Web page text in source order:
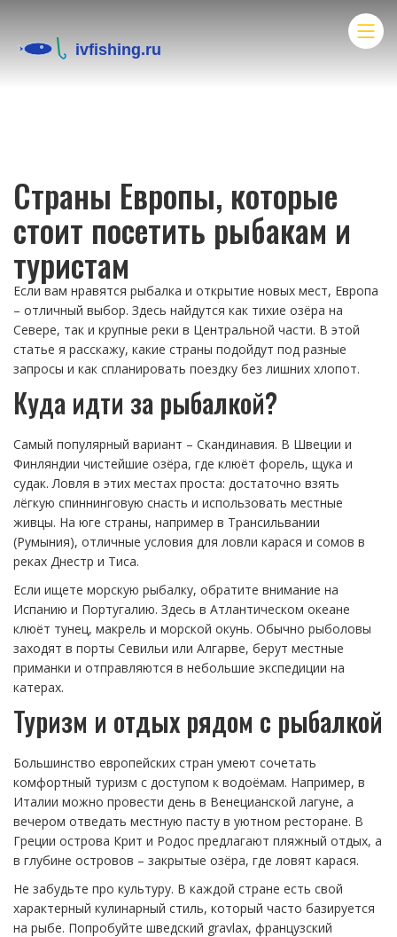
Страны Европы, которые
стоит посетить рыбакам и
туристам
Если вам нравятся рыбалка и открытие новых мест, Европа
– отличный выбор. Здесь найдутся как тихие озёра на
Севере, так и крупные реки в Центральной части. В этой
статье я расскажу, какие страны подойдут под разные
запросы и как спланировать поездку без лишних хлопот.
Куда идти за рыбалкой?
Самый популярный вариант – Скандинавия. В Швеции и
Финляндии чистейшие озёра, где клюёт форель, щука и
судак. Ловля в этих местах проста: достаточно взять
лёгкую спиннинговую снасть и использовать местные
живцы. На юге страны, например в Трансильвании
(Румыния), отличные условия для ловли карася и сомов в
реках Днестр и Тиса.
Если ищете морскую рыбалку, обратите внимание на
Испанию и Португалию. Здесь в Атлантическом океане
клюёт тунец, макрель и морской окунь. Обычно рыболовы
заходят в порты Севильи или Алгарве, берут местные
приманки и отправляются в небольшие экспедиции на
катерах.
Туризм и отдых рядом с рыбалкой
Большинство европейских стран умеют сочетать
комфортный туризм с доступом к водоёмам. Например, в
Италии можно провести день в Венецианской лагуне, а
вечером отведать местную пасту в уютном ресторане. В
Греции острова Крит и Родос предлагают пляжный отдых, а
в глубине островов – закрытые озёра, где ловят карася.
Не забудьте про культуру. В каждой стране есть свой
характерный кулинарный стиль, который часто базируется
на рыбе. Попробуйте шведский gravlax, французский